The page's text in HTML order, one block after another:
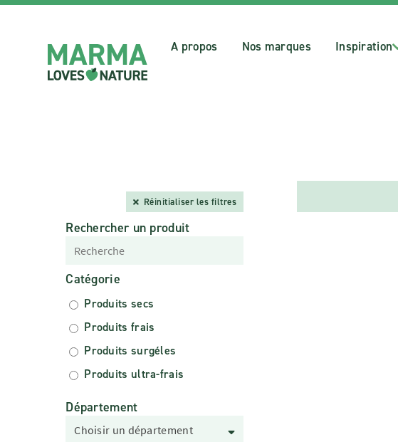
A propos Nos marques Inspiration
Réinitialiser les filtres
Rechercher un produit
Catégorie
Produits secs
Produits frais
Produits surgéles
Produits ultra-frais
Département
Choisir un département